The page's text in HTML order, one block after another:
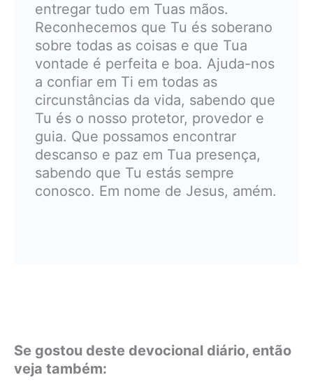
entregar tudo em Tuas mãos.
Reconhecemos que Tu és soberano
sobre todas as coisas e que Tua
vontade é perfeita e boa. Ajuda-nos
a confiar em Ti em todas as
circunstâncias da vida, sabendo que
Tu és o nosso protetor, provedor e
guia. Que possamos encontrar
descanso e paz em Tua presença,
sabendo que Tu estás sempre
conosco. Em nome de Jesus, amém.
Se gostou deste devocional diário, então
veja também: